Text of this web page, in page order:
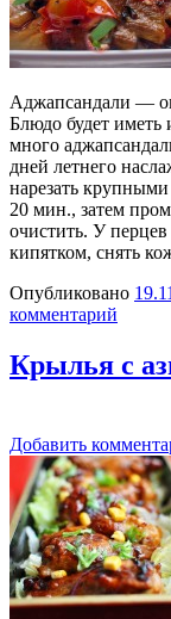
Аджапсандали —
Блюдо будет иметь
много
дней летнего
нарезать
20 мин., затем
очистить. У
кипятком, снять
Опубликовано
комментарий
Крылья с
Добавить